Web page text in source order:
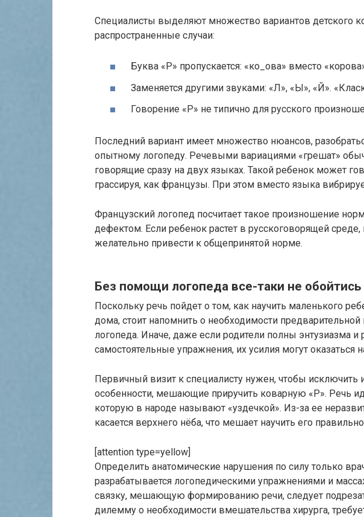
Специалисты выделяют множество вариантов детского
распространенные случаи:
Буква «Р» пропускается: «ко_ова» вместо
Заменяется другими звуками: «Л», «Ы», «Й».
Говорение «Р» не типично для русского
Последний вариант имеет множество нюансов,
опытному логопеду. Речевыми вариациями «грешат»
говорящие сразу на двух языках. Такой ребенок может
грассируя, как французы. При этом вместо языка
Французский логопед посчитает такое произношение
дефектом. Если ребенок растет в русскоговорящей среде,
желательно привести к общепринятой норме.
Без помощи логопеда все-таки не обойтись
Поскольку речь пойдет о том, как научить маленького
дома, стоит напомнить о необходимости предварительной
логопеда. Иначе, даже если родители полны энтузиазма
самостоятельные упражнения, их усилия могут оказаться
Первичный визит к специалисту нужен, чтобы исключить
особенности, мешающие приручить коварную «Р». Речь
которую в народе называют «уздечкой». Из-за ее
касается верхнего нёба, что мешает научить его
[attention type=yellow]
Определить анатомические нарушения по силу только
разрабатывается логопедическими упражнениями и
связку, мешающую формированию речи, следует
дилемму о необходимости вмешательства хирурга,